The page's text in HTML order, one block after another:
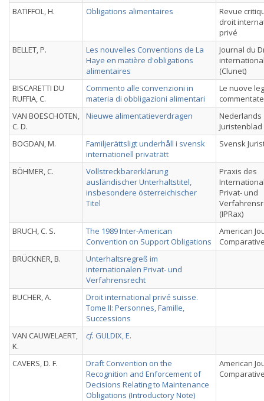
BATIFFOL, H.
Obligations alimentaires
Revue
droit
privé
BELLET, P.
Les nouvelles Conventions de La
Haye en matière d'obligations
alimentaires
Journal du
(Clunet)
BISCARETTI DU
RUFFIA, C.
Commento alle convenzioni in
materia di obbligazioni alimentari
Le nuove
commentate
VAN BOESCHOTEN,
C. D.
Nieuwe alimentatieverdragen
Nederlands
Juristenblad
BOGDAN, M.
Familjerättsligt underhåll i svensk
internationell privaträtt
Svensk
BÖHMER, C.
Vollstreckbarerklärung
ausländischer Unterhaltstitel,
insbesondere österreichischer
Titel
Praxis des
Privat- und
(IPRax)
BRUCH, C. S.
The 1989 Inter-American
Convention on Support Obligations
American
BRÜCKNER, B.
Unterhaltsregreß im
internationalen Privat- und
Verfahrensrecht
BUCHER, A.
Droit international privé suisse.
Tome II: Personnes, Famille,
Successions
VAN CAUWELAERT,
K.
cf. GULDIX, E.
CAVERS, D. F.
Draft Convention on the
Recognition and Enforcement of
Decisions Relating to Maintenance
Obligations (Introductory Note)
American